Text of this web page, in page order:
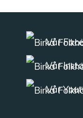
Vår
Vår
Vår